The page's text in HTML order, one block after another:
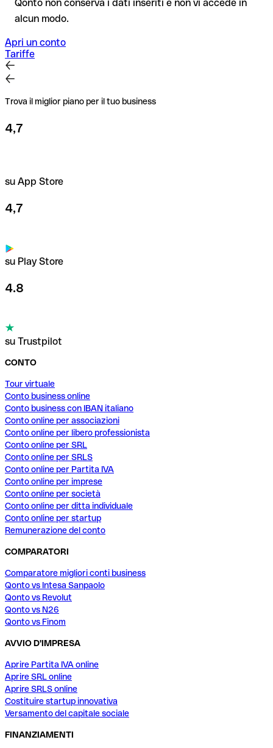
per importi elevati o nuovi rapporti commerciali.
Qonto non conserva i dati inseriti e non vi accede in
alcun modo.
Apri un conto
Tariffe
Trova il miglior piano per il tuo business
4,7
su App Store
4,7
su Play Store
4.8
su Trustpilot
CONTO
Tour virtuale
Conto business online
Conto business con IBAN italiano
Conto online per associazioni
Conto online per libero professionista
Conto online per SRL
Conto online per SRLS
Conto online per Partita IVA
Conto online per imprese
Conto online per società
Conto online per ditta individuale
Conto online per startup
Remunerazione del conto
COMPARATORI
Comparatore migliori conti business
Qonto vs Intesa Sanpaolo
Qonto vs Revolut
Qonto vs N26
Qonto vs Finom
AVVIO D'IMPRESA
Aprire Partita IVA online
Aprire SRL online
Aprire SRLS online
Costituire startup innovativa
Versamento del capitale sociale
FINANZIAMENTI